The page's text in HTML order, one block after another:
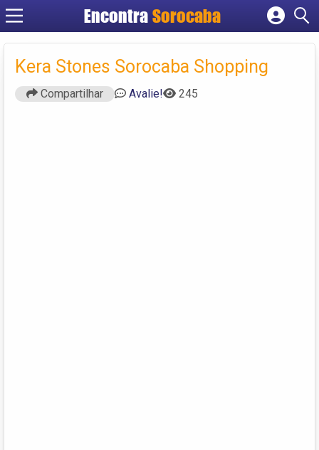
EncontraSorocaba
Cadastrar empresa
Criar conta
Kera Stones Sorocaba Shopping
Compartilhar Avalie! 245